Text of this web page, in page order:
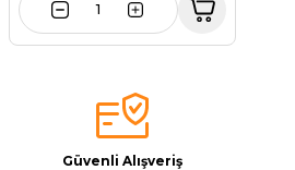
Güvenli Alışveriş